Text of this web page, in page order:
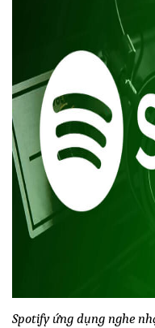
Spotify ứng dụng nghe